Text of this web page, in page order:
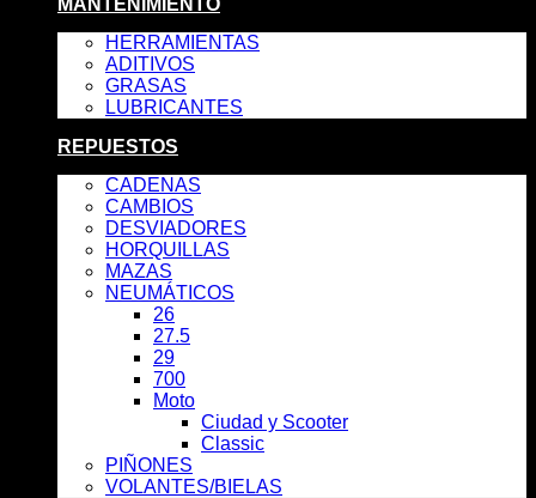
MANTENIMIENTO
HERRAMIENTAS
ADITIVOS
GRASAS
LUBRICANTES
REPUESTOS
CADENAS
CAMBIOS
DESVIADORES
HORQUILLAS
MAZAS
NEUMÁTICOS
26
27.5
29
700
Moto
Ciudad y Scooter
Classic
PIÑONES
VOLANTES/BIELAS